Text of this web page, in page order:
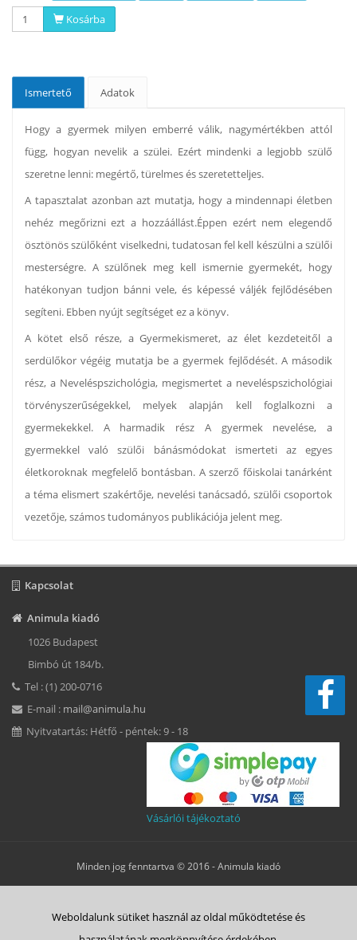
Kosárba
Ismertető Adatok
Hogy a gyermek milyen emberré válik, nagymértékben attól
függ, hogyan nevelik a szülei. Ezért mindenki a legjobb szülő
szeretne lenni: megértő, türelmes és szeretetteljes.
A tapasztalat azonban azt mutatja, hogy a mindennapi életben
nehéz megőrizni ezt a hozzáállást.Éppen ezért nem elegendő
ösztönös szülőként viselkedni, tudatosan fel kell készülni a szülői
mesterségre. A szülőnek meg kell ismernie gyermekét, hogy
hatékonyan tudjon bánni vele, és képessé váljék fejlődésében
segíteni. Ebben nyújt segítséget ez a könyv.
A kötet első része, a Gyermekismeret, az élet kezdeteitől a
serdülőkor végéig mutatja be a gyermek fejlődését. A második
rész, a Neveléspszichológia, megismertet a neveléspszichológiai
törvényszerűségekkel, melyek alapján kell foglalkozni a
gyermekekkel. A harmadik rész A gyermek nevelése, a
gyermekkel való szülői bánásmódokat ismerteti az egyes
életkoroknak megfelelő bontásban. A szerző főiskolai tanárként
a téma elismert szakértője, nevelési tanácsadó, szülői csoportok
vezetője, számos tudományos publikációja jelent meg.
Kapcsolat
Animula kiadó
1026 Budapest
Bimbó út 184/b.
Tel : (1) 200-0716
E-mail : mail@animula.hu
Nyitvatartás: Hétfő - péntek: 9 - 18
Vásárlói tájékoztató
Minden jog fenntartva © 2016 -Animula kiadó
ÁSZF Adatkezelési tájékoztató Süti tájékoztató Szerzői jog
Weboldalunk sütiket használ az oldal működtetése és